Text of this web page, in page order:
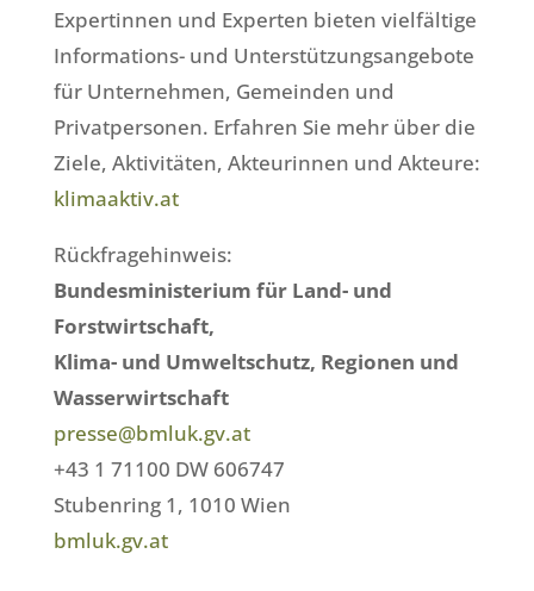
Expertinnen und Experten bieten vielfältige
Informations- und Unterstützungsangebote
für Unternehmen, Gemeinden und
Privatpersonen. Erfahren Sie mehr über die
Ziele, Aktivitäten, Akteurinnen und Akteure:
klimaaktiv.at
Rückfragehinweis:
Bundesministerium für Land- und
Forstwirtschaft,
Klima- und Umweltschutz, Regionen und
Wasserwirtschaft
presse@bmluk.gv.at
+43 1 71100 DW 606747
Stubenring 1, 1010 Wien
bmluk.gv.at